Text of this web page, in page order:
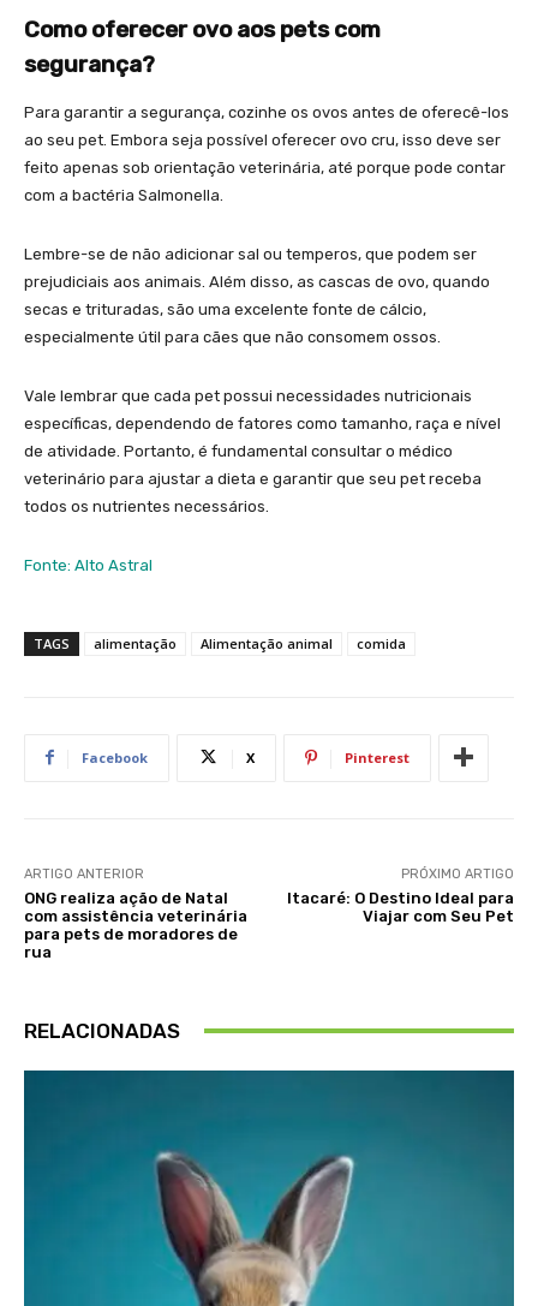
Como oferecer ovo aos pets com
segurança?
Para garantir a segurança, cozinhe os ovos antes de oferecê-los
ao seu pet. Embora seja possível oferecer ovo cru, isso deve ser
feito apenas sob orientação veterinária, até porque pode contar
com a bactéria Salmonella.
Lembre-se de não adicionar sal ou temperos, que podem ser
prejudiciais aos animais. Além disso, as cascas de ovo, quando
secas e trituradas, são uma excelente fonte de cálcio,
especialmente útil para cães que não consomem ossos.
Vale lembrar que cada pet possui necessidades nutricionais
específicas, dependendo de fatores como tamanho, raça e nível
de atividade. Portanto, é fundamental consultar o médico
veterinário para ajustar a dieta e garantir que seu pet receba
todos os nutrientes necessários.
Fonte: Alto Astral
TAGS alimentação Alimentação animal comida
Facebook X Pinterest
ARTIGO ANTERIOR
ONG realiza ação de Natal
com assistência veterinária
para pets de moradores de
rua
PRÓXIMO ARTIGO
Itacaré: O Destino Ideal para
Viajar com Seu Pet
RELACIONADAS